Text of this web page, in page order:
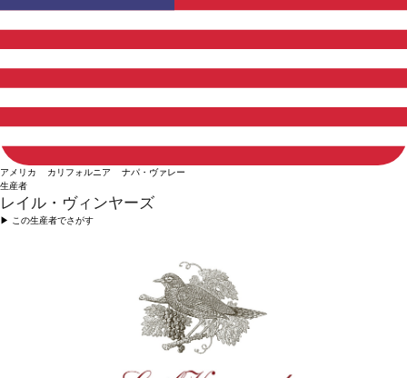
アメリカ カリフォルニア ナパ・ヴァレー
生産者
レイル・ヴィンヤーズ
▶︎ この生産者でさがす